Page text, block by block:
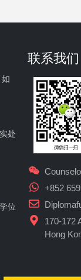
处
位
联系我们
+852
170-172
Hong